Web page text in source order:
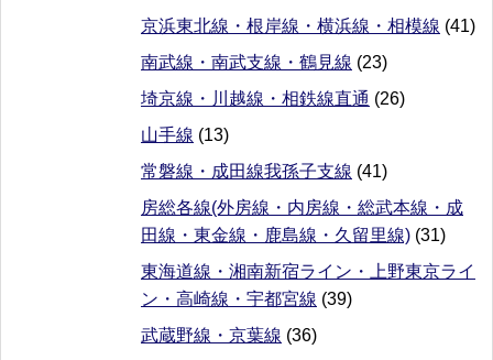
京浜東北線・根岸線・横浜線・相模線 (41)
南武線・南武支線・鶴見線 (23)
埼京線・川越線・相鉄線直通 (26)
山手線 (13)
常磐線・成田線我孫子支線 (41)
房総各線(外房線・内房線・総武本線・成
田線・東金線・鹿島線・久留里線) (31)
東海道線・湘南新宿ライン・上野東京ライ
ン・高崎線・宇都宮線 (39)
武蔵野線・京葉線 (36)